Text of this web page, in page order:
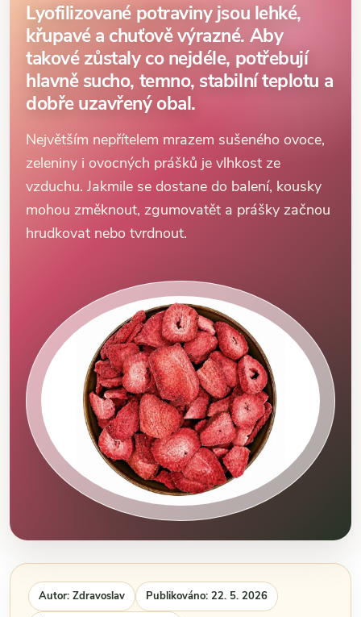
Lyofilizované potraviny jsou lehké,
křupavé a chuťově výrazné. Aby
takové zůstaly co nejdéle, potřebují
hlavně sucho, temno, stabilní teplotu a
dobře uzavřený obal.
Největším nepřítelem mrazem sušeného ovoce,
zeleniny i ovocných prášků je vlhkost ze
vzduchu. Jakmile se dostane do balení, kousky
mohou změknout, zgumovatět a prášky začnou
hrudkovat nebo tvrdnout.
Autor: Zdravoslav Publikováno: 22. 5. 2026